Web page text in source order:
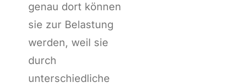
genau dort können
sie zur Belastung
werden, weil sie
durch
unterschiedliche